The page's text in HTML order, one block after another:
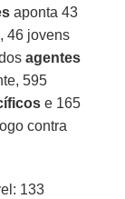
aponta 43
46 jovens
agentes
595
e 165
contra
133